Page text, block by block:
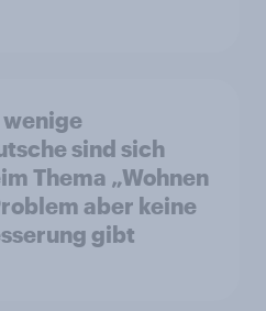
wenige
sind sich
Thema „Wohnen
aber keine
gibt